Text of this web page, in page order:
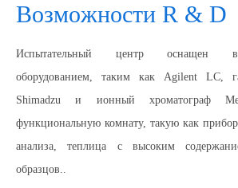
Возможности R & D
Испытательный центр оснащен
оборудованием, таким как Agilent LC,
Shimadzu и ионный хроматограф
функциональную комнату, такую ​​как
анализа, теплица с высоким
образцов..